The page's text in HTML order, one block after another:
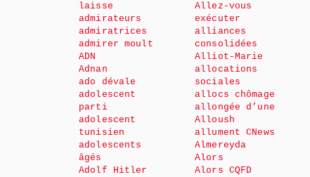
laisse
admirateurs
admiratrices
admirer moult
ADN
Adnan
ado dévale
adolescent
parti
adolescent
tunisien
adolescents
âgés
Adolf Hitler
Allez-vous
exécuter
alliances
consolidées
Alliot-Marie
allocations
sociales
allocs chômage
allongée d’une
Alloush
allument CNews
Almereyda
Alors
Alors CQFD